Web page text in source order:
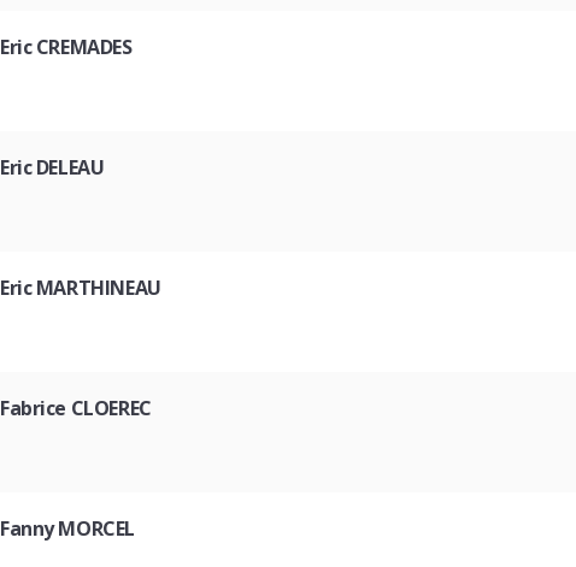
Eric CREMADES
Eric DELEAU
Eric MARTHINEAU
Fabrice CLOEREC
Fanny MORCEL